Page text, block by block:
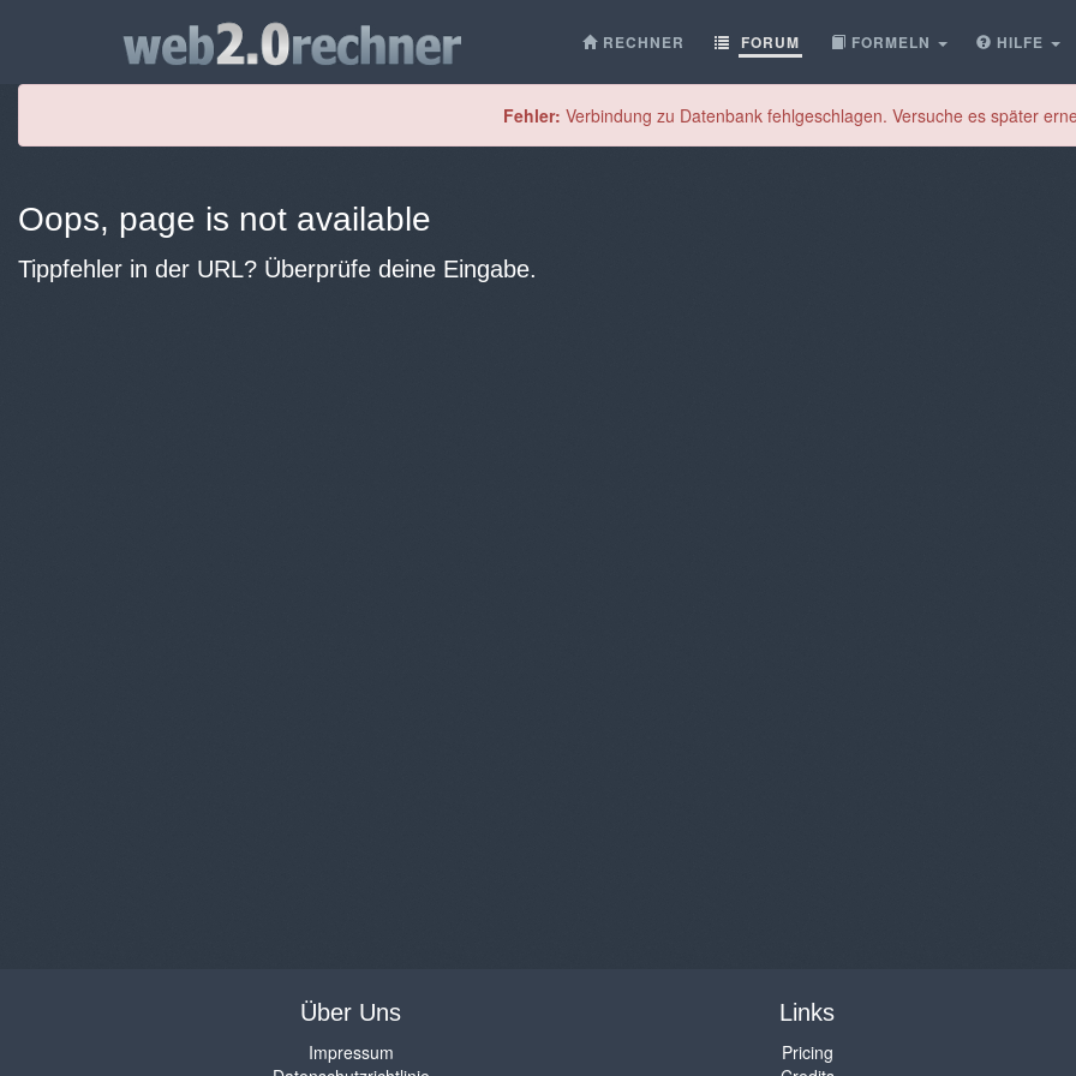
RECHNER FORUM FORMELN HILFE
Fehler: Verbindung zu Datenbank fehlgeschlagen. Versuche es später
Oops, page is not available
Tippfehler in der URL? Überprüfe deine Eingabe.
Über Uns
Impressum
Links
Pricing